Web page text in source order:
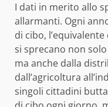
I dati in merito allo
allarmanti. Ogni
di cibo, l’equivalente
si sprecano non
ma anche dalla
dall’agricoltura
singoli cittadini